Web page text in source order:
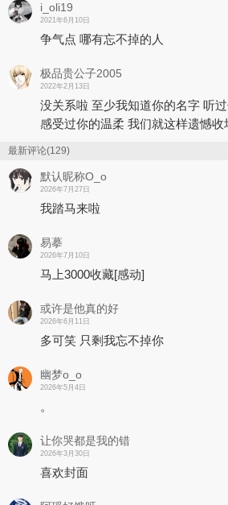
i_oli19
2021年6月10日
争气点 哪有忘不掉的人
极品贵公子2005
2022年2月13日
没关系啦 至少我知道你的名字 听
感受过你的温柔 我们就这样遗憾收
最新评论(129)
默认昵称O_o
2026年7月27日
我踏马来啦
易摹
2026年7月10日
马上3000收藏[感动]
或许是他真的好
2026年6月11日
多可笑 只剩我忘不掉你
幽梦o_o
2026年5月4日
。
让你哭都是我的错
2026年3月30日
喜欢封面